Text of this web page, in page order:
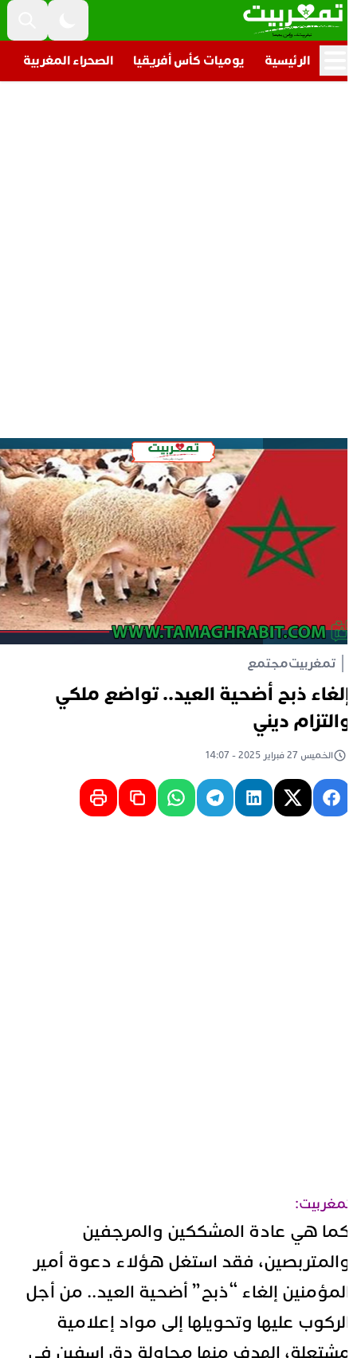
الرئيسية يوميات كأس أفريقيا الصحراء المغربية
تمغربيتمجتمع
ذبح أضحية العيد.. تواضع ملكي
ديني
الخميس 27 فبراير 2025 - 14:07
هي عادة المشككين والمرجفين
فقد استغل هؤلاء دعوة أمير
إلغاء “ذبح” أضحية العيد.. من أجل
عليها وتحويلها إلى مواد إعلامية
الهدف منها محاولة دق إسفين في